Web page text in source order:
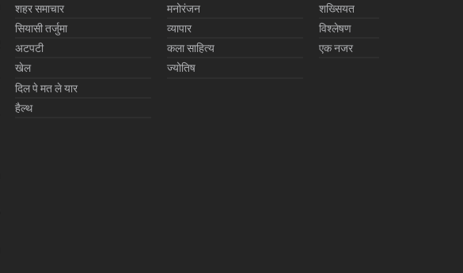
शहर समाचार
सियासी तर्जुमा
अटपटी
खेल
दिल पे मत ले यार
हैल्थ
मनोरंजन
व्यापार
कला साहित्य
ज्योतिष
शख्सियत
विश्लेषण
एक नजर